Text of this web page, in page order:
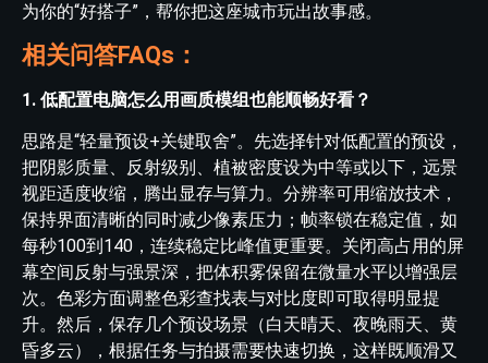
为你的“好搭子”，帮你把这座城市玩出故事感。
相关问答FAQs：
1. 低配置电脑怎么用画质模组也能顺畅好看？
思路是“轻量预设+关键取舍”。先选择针对低配置的预设，
把阴影质量、反射级别、植被密度设为中等或以下，远景
视距适度收缩，腾出显存与算力。分辨率可用缩放技术，
保持界面清晰的同时减少像素压力；帧率锁在稳定值，如
每秒100到140，连续稳定比峰值更重要。关闭高占用的屏
幕空间反射与强景深，把体积雾保留在微量水平以增强层
次。色彩方面调整色彩查找表与对比度即可取得明显提
升。然后，保存几个预设场景（白天晴天、夜晚雨天、黄
昏多云），根据任务与拍摄需要快速切换，这样既顺滑又